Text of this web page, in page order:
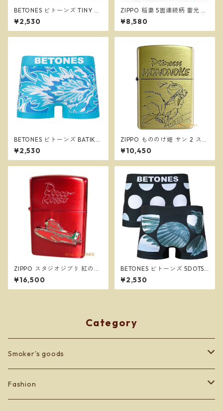
BETONES ビトーンズ TINY TR
ICKSTERS BLUE メンズ フリー
サイズ ボクサーパンツ ※ネコ
ポスで送料無料※
¥2,530
ZIPPO 稲妻 5面連続柄 蓄光 Li
ghtning Design #48610 ジ
ッポー オイルライター
¥8,580
BETONES ビトーンズ BATIK2
GREEN メンズ フリーサイズ
ボクサーパンツ ※ネコポスで
送料無料※
¥2,530
ZIPPO もののけ姫 サン 2 スタ
ジオジブリ ジッポー オイルラ
イター NZ-37
¥10,450
ZIPPO スタジオジブリ 紅の豚
ポルコ 赤 2 サボイア NZ-24
ジッポー オイルライター
¥16,500
BETONES ビトーンズ 5DOTS3
BLUE メンズ フリーサイズ ボ
クサーパンツ ※ネコポスで送
料無料※
¥2,530
Category
Smoker's goods
zippo
Fashion